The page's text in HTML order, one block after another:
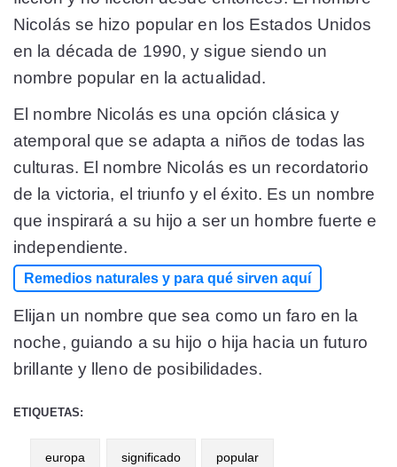
Nicolás se hizo popular en los Estados Unidos
en la década de 1990, y sigue siendo un
nombre popular en la actualidad.
El nombre Nicolás es una opción clásica y
atemporal que se adapta a niños de todas las
culturas. El nombre Nicolás es un recordatorio
de la victoria, el triunfo y el éxito. Es un nombre
que inspirará a su hijo a ser un hombre fuerte e
independiente.
Remedios naturales y para qué sirven aquí
Elijan un nombre que sea como un faro en la
noche, guiando a su hijo o hija hacia un futuro
brillante y lleno de posibilidades.
ETIQUETAS:
europa significado popular